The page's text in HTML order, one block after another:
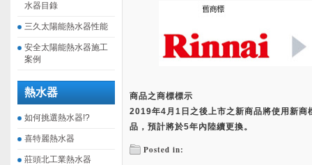
水器目錄
三久太陽能熱水器性能
安全太陽能熱水器施工
案例
熱水器
如何挑選熱水器!?
喜特麗熱水器
莊頭北工業熱水器
商品之商標標示
2019年4月1日之後上市之新商品將使用新商
品，預計將於5年內陸續更換。
Posted in: